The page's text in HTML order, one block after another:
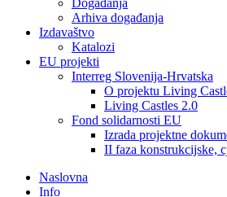
Događanja
Arhiva događanja
Izdavaštvo
Katalozi
EU projekti
Interreg Slovenija-Hrvatska
O projektu Living
Living Castles 2.0
Fond solidarnosti EU
Izrada projektne
II faza konstrukcijske,
Naslovna
Info